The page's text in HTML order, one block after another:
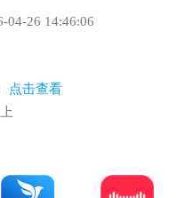
04-26 14:46:06
点击查看